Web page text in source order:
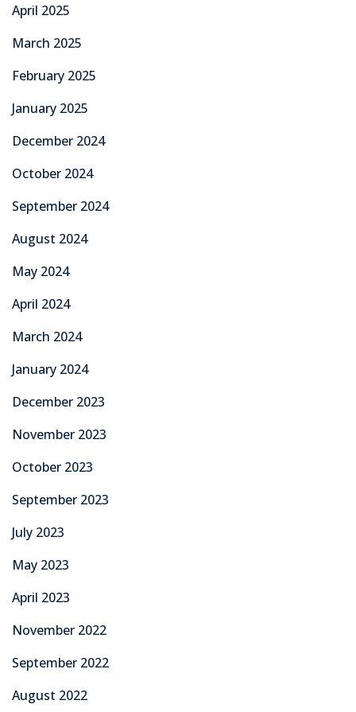
April 2025
March 2025
February 2025
January 2025
December 2024
October 2024
September 2024
August 2024
May 2024
April 2024
March 2024
January 2024
December 2023
November 2023
October 2023
September 2023
July 2023
May 2023
April 2023
November 2022
September 2022
August 2022